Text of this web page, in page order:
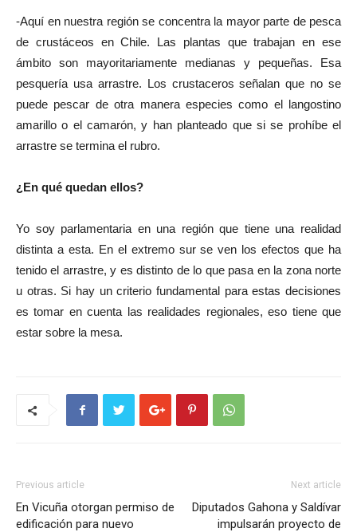
-Aquí en nuestra región se concentra la mayor parte de pesca
de crustáceos en Chile. Las plantas que trabajan en ese
ámbito son mayoritariamente medianas y pequeñas. Esa
pesquería usa arrastre. Los crustaceros señalan que no se
puede pescar de otra manera especies como el langostino
amarillo o el camarón, y han planteado que si se prohíbe el
arrastre se termina el rubro.
¿En qué quedan ellos?
Yo soy parlamentaria en una región que tiene una realidad
distinta a esta. En el extremo sur se ven los efectos que ha
tenido el arrastre, y es distinto de lo que pasa en la zona norte
u otras. Si hay un criterio fundamental para estas decisiones
es tomar en cuenta las realidades regionales, eso tiene que
estar sobre la mesa.
Previous article
En Vicuña otorgan permiso de
edificación para nuevo
Next article
Diputados Gahona y Saldívar
impulsarán proyecto de